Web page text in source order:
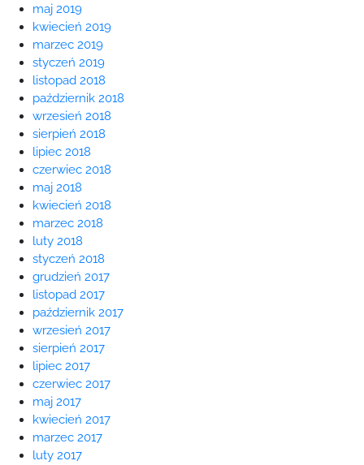
maj 2019
kwiecień 2019
marzec 2019
styczeń 2019
listopad 2018
październik 2018
wrzesień 2018
sierpień 2018
lipiec 2018
czerwiec 2018
maj 2018
kwiecień 2018
marzec 2018
luty 2018
styczeń 2018
grudzień 2017
listopad 2017
październik 2017
wrzesień 2017
sierpień 2017
lipiec 2017
czerwiec 2017
maj 2017
kwiecień 2017
marzec 2017
luty 2017